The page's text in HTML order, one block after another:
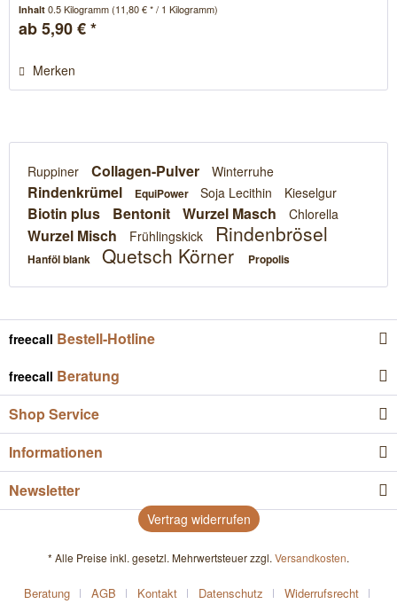
Inhalt0.5 Kilogramm(11,80 € * / 1 Kilogramm)
ab 5,90 € *
Merken
Ruppiner Collagen-Pulver Winterruhe
Rindenkrümel EquiPower Soja Lecithin Kieselgur
Biotin plus Bentonit Wurzel Masch Chlorella
Wurzel Misch Frühlingskick Rindenbrösel
Hanföl blank Quetsch Körner Propolis
freecall Bestell-Hotline
freecall Beratung
Shop Service
Informationen
Newsletter
Vertrag widerrufen
* Alle Preise inkl. gesetzl. Mehrwertsteuer zzgl. Versandkosten.
Beratung AGB Kontakt Datenschutz Widerrufsrecht